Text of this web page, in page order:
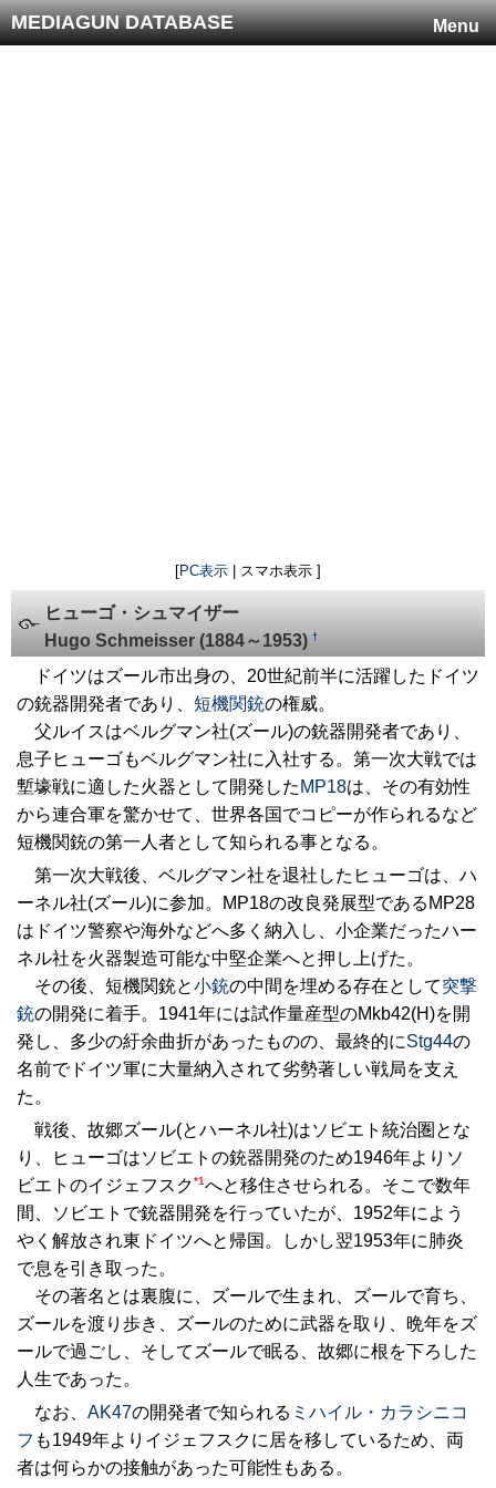
Menu
MEDIAGUN DATABASE
[PC表示 | スマホ表示 ]
ヒューゴ・シュマイザー
Hugo Schmeisser (1884～1953) †
ドイツはズール市出身の、20世紀前半に活躍したドイツ
の銃器開発者であり、 短機関銃の権威。
父ルイスはベルグマン社(ズール)の銃器開発者であり、
息子ヒューゴもベルグマン社に入社する。第一次大戦では
塹壕戦に適した火器として開発した MP18は、その有効性
から連合軍を驚かせて、世界各国でコピーが作られるなど
短機関銃の第一人者として知られる事となる。
第一次大戦後、ベルグマン社を退社したヒューゴは、ハ
ーネル社(ズール)に参加。MP18の改良発展型であるMP28
はドイツ警察や海外などへ多く納入し、小企業だったハー
ネル社を火器製造可能な中堅企業へと押し上げた。
その後、短機関銃と小銃の中間を埋める存在として突撃
銃の開発に着手。1941年には試作量産型のMkb42(H)を開
発し、多少の紆余曲折があったものの、最終的にStg44の
名前でドイツ軍に大量納入されて劣勢著しい戦局を支え
た。
戦後、故郷ズール(とハーネル社)はソビエト統治圏とな
り、ヒューゴはソビエトの銃器開発のため1946年よりソ
ビエトのイジェフスク*1へと移住させられる。そこで数年
間、ソビエトで銃器開発を行っていたが、1952年によう
やく解放され東ドイツへと帰国。しかし翌1953年に肺炎
で息を引き取った。
その著名とは裏腹に、ズールで生まれ、ズールで育ち、
ズールを渡り歩き、ズールのために武器を取り、晩年をズ
ールで過ごし、そしてズールで眠る、故郷に根を下ろした
人生であった。
なお、 AK47の開発者で知られる ミハイル・カラシニコ
フ も1949年よりイジェフスクに居を移しているため、両
者は何らかの接触があった可能性もある。